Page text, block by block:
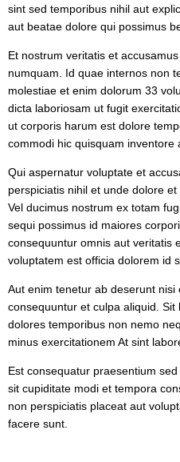
sint sed temporibus nihil aut
aut beatae dolore qui possimus
Et nostrum veritatis et
numquam. Id quae internos non
molestiae et enim dolorum 33
dicta laboriosam ut fugit
ut corporis harum est dolore
commodi hic quisquam inventore
Qui aspernatur voluptate et
perspiciatis nihil et unde dolore
Vel ducimus nostrum ex totam
sequi possimus id maiores
consequuntur omnis aut veritatis
voluptatem est officia dolorem id
Aut enim tenetur ab deserunt
consequuntur et culpa aliquid.
dolores temporibus non nemo
minus exercitationem At sint
Est consequatur praesentium
sit cupiditate modi et tempora
non perspiciatis placeat aut
facere sunt.